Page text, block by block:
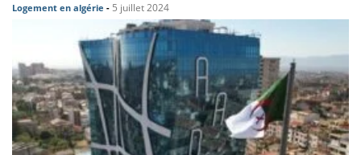
Logement en algérie - 5 juillet 2024